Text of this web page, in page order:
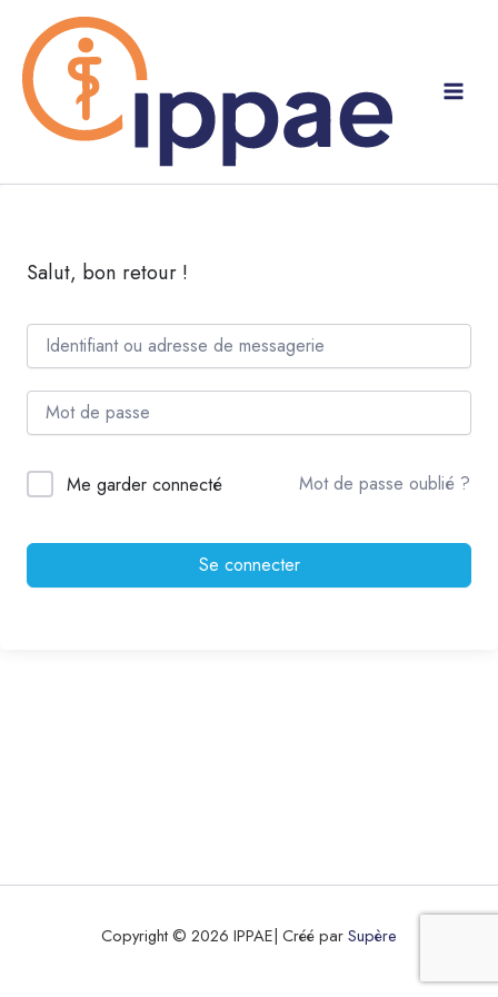
contenu
Salut, bon retour !
Me garder connecté Mot de passe oublié ?
Se connecter
Copyright © 2026 IPPAE| Créé parSupère